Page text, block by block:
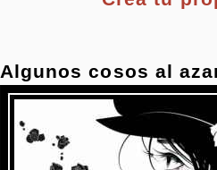
Algunos cosos al